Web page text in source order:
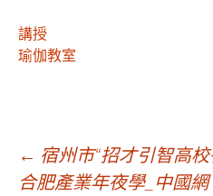
講授
瑜伽教室
文
← 宿州市“招才引智高
合肥產業年夜學_中國網